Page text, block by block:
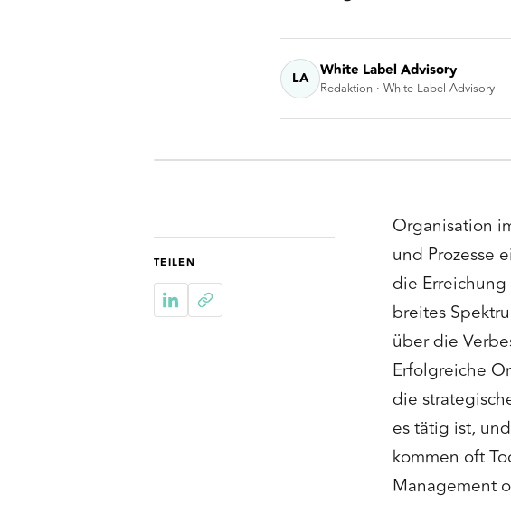
LA White Label Advisory
Redaktion · White Label Advisory
TEILEN
Organisation
und Prozesse
die
breites
über die
Erfolgreiche
die
es tätig ist,
kommen oft
Management